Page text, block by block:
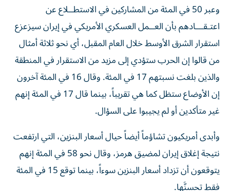
وعبر 50 في المئة من المشاركين في الاستطــلاع عن
اعتـقـــادهم بأن العــمل ‌العسكري الأمريكي في إيران سيزعزع
استقرار الشرق الأوسط ‌خلال العام المقبل، أي نحو ثلاثة أمثال
من قالوا إن الحرب ستؤدي إلى مزيد من الاستقرار في المنطقة
والذين بلغت نسبتهم 17 في المئة. وقال 16 في المئة آخرون
إن الأوضاع ستظل كما هي تقريباً، بينما قال 17 في المئة إنهم
غير متأكدين أو لم يجيبوا على السؤال.
وأبدى أمريكيون تشاؤماً أيضاً حيال أسعار البنزين، التي ارتفعت
نتيجة إغلاق إيران لمضيق هرمز، وقال نحو 58 في المئة إنهم
يتوقعون أن تزداد أسعار البنزين سوءاً، بينما توقع 15 في المئة